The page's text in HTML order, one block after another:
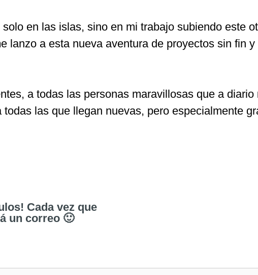
en las islas, sino en mi trabajo subiendo este
lanzo a esta nueva aventura de proyectos sin fin
a todas las personas maravillosas que a
las que llegan nuevas, pero especialmente
Cada vez que
un correo 🙂